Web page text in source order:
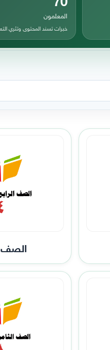
المعلمون
خبرات تسند المحتوى وتثري
الصف